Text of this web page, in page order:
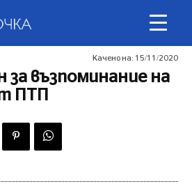
Качено на: 15/11/2020
за възпоминание на
ПТП